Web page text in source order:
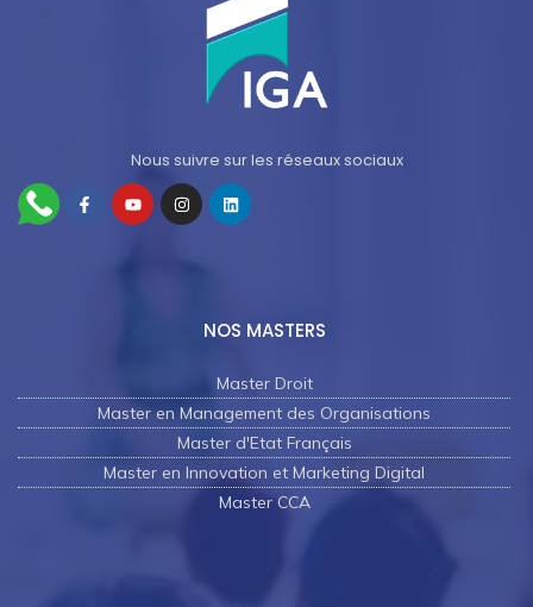
Nous suivre sur les réseaux sociaux
NOS MASTERS
Master Droit
Master en Management des Organisations
Master d'Etat Français
Master en Innovation et Marketing Digital
Master CCA